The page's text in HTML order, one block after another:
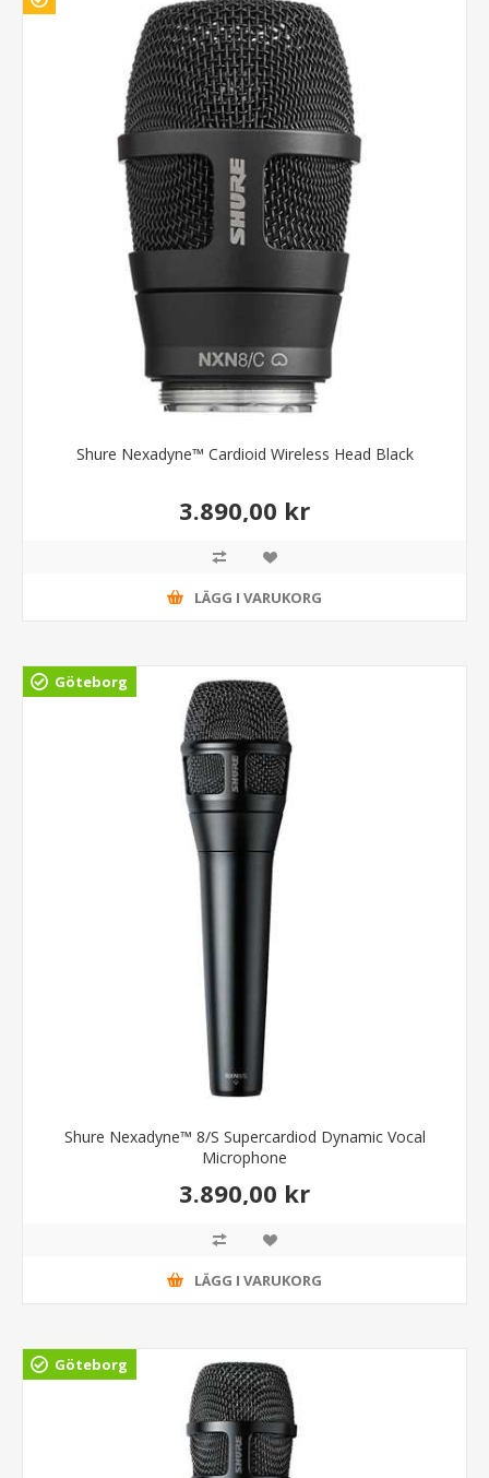
Shure Nexadyne™ Cardioid Wireless Head Black
3.890,00 kr
LÄGG I VARUKORG
Göteborg
Shure Nexadyne™ 8/S Supercardiod Dynamic Vocal
Microphone
3.890,00 kr
LÄGG I VARUKORG
Göteborg